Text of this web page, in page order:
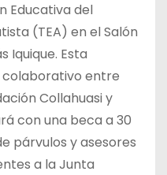
Educativa del
(TEA) en el Salón
Iquique. Esta
entre
Collahuasi y
con una beca a 30
párvulos y asesores
a la Junta